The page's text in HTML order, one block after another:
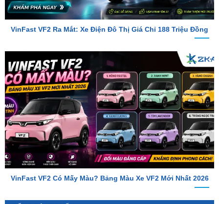
VinFast VF2 Ra Mắt: Xe Điện Đô Thị Giá Chỉ 188 Triệu Đồng
VinFast VF2 Có Mấy Màu? Bảng Màu Xe VF2 Mới Nhất 2026
TỔNG ĐÀI TƯ VẤN
Hotline 1